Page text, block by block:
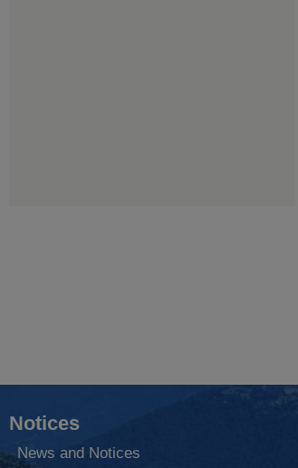
Notices
News and Notices